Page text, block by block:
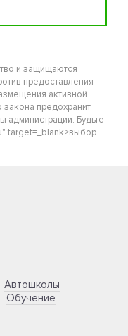
и защищаются
предоставления
активной
предохранит
администрации. Будьте
target=_blank>выбор
Автошколы
Обучение